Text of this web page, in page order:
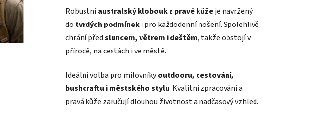
je
0,0
z
5
Robustníaustralský klobouk z pravé kůžeje navržený
do tvrdých podmíneki pro každodenní nošení. Spolehlivě
chrání předsluncem, větrem i deštěm, takže obstojí v
přírodě, na cestách i ve městě.
Ideální volba pro milovníkyoutdooru, cestování,
bushcraftu i městského stylu. Kvalitní zpracování a
pravá kůže zaručují dlouhou životnost a nadčasový vzhled.